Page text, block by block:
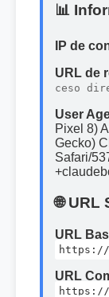
📊
IP de
URL de
ceso
User
Pixel 8)
Gecko)
Safari/
🌐
URL
https://
URL
https://